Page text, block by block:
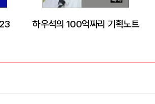
하우석의 100억짜리 기획노트